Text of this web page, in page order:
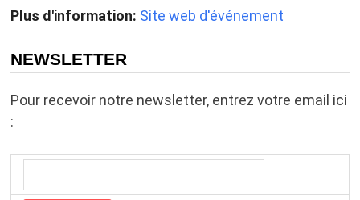
Plus d'information: Site web d'événement
NEWSLETTER
Pour recevoir notre newsletter, entrez votre email ici
: